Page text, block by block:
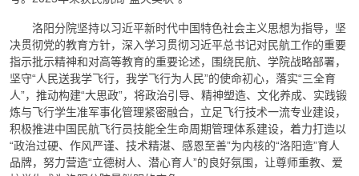
洛阳分院坚持以习近平新时代中国特色社会主义思想为指导，坚
决贯彻党的教育方针，深入学习贯彻习近平总书记对民航工作的重要
指示批示精神和对高等教育的重要论述，围绕民航、学院战略部署，
坚守“人民送我学飞行，我学飞行为人民”的使命初心，落实“三全育
人”，推动构建“大思政”，将政治引导、精神塑造、文化养成、实践锻
炼与飞行学生准军事化管理紧密融合，立足飞行技术一流专业建设，
积极推进中国民航飞行员技能全生命周期管理体系建设，着力打造以
“政治过硬、作风严谨、技术精湛、感恩至善”为内核的“洛阳造”育人
品牌，努力营造“立德树人、潜心育人”的良好氛围，让尊师重教、爱